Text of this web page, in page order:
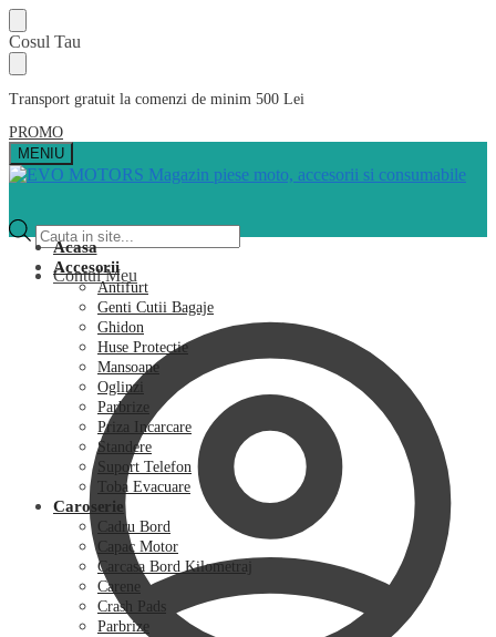
Skip
to
navigation
Skip
to
content
Cosul Tau
Transport gratuit la comenzi de minim 500 Lei
PROMO
MENIU
Products
search
Contul Meu
Acasa
Accesorii
Antifurt
Genti Cutii Bagaje
Ghidon
Huse Protectie
Mansoane
Oglinzi
Parbrize
Priza Incarcare
Standere
Suport Telefon
Toba Evacuare
Caroserie
Cadru Bord
Capac Motor
Carcasa Bord Kilometraj
Carene
Crash Pads
Parbrize